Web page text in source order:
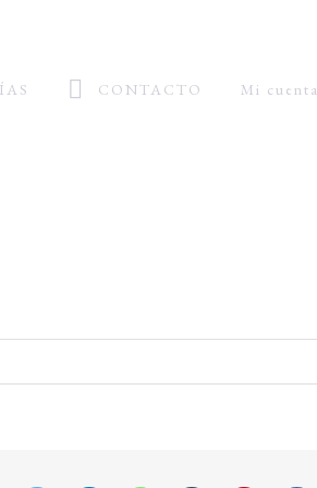
CONTACTO Mi cuenta